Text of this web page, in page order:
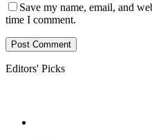
Save my name, email, and
time I comment.
Editors' Picks